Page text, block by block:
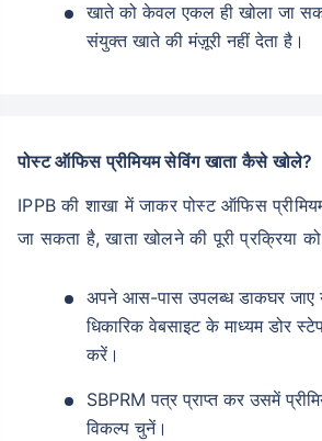
खाते को केवल एकल ही खोला जा
संयुक्त खाते की मंज़ूरी नहीं देता है।
पोस्ट ऑफिस प्रीमियम सेविंग खाता कैसे खोले?
IPPB की शाखा में जाकर पोस्ट ऑफिस
जा सकता है, खाता खोलने की पूरी प्रक्रिया को
अपने आस-पास उपलब्ध डाकघर जाए
धिकारिक वेबसाइट के माध्यम डोर
करें।
SBPRM पत्र प्राप्त कर उसमें
विकल्प चुनें।